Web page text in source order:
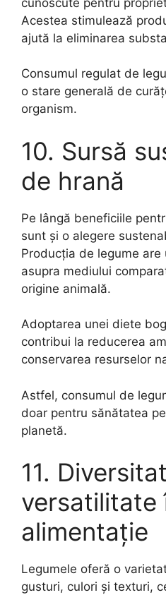
Acestea stimulează
ajută la eliminarea
Consumul regulat de
o stare generală de
organism.
10. Sursă
de hrană
Pe lângă beneficiile
sunt și o alegere
Producția de legume are
asupra mediului
origine animală.
Adoptarea unei diete
contribui la reducerea
conservarea resurselor
Astfel, consumul de
doar pentru sănătatea
planetă.
11.
versatilitate
alimentație
Legumele oferă o
gusturi, culori și texturi,